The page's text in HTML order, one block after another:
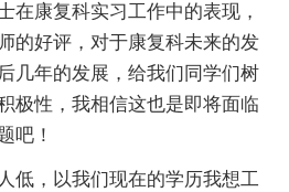
在康复科实习工作中的表现，
的好评，对于康复科未来的发
几年的发展，给我们同学们树
极性，我相信这也是即将面临
吧！
低，以我们现在的学历我想工